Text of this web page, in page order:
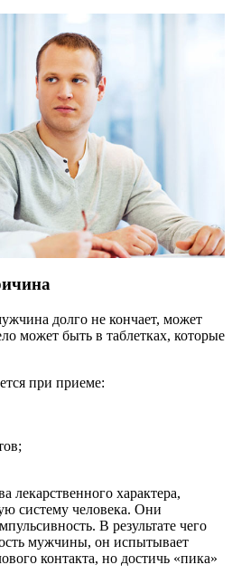
долго не кончает, может
может быть в таблетках, которые
при приеме:
лекарственного характера,
систему человека. Они
В результате чего
мужчины, он испытывает
контакта, но достичь «пика»